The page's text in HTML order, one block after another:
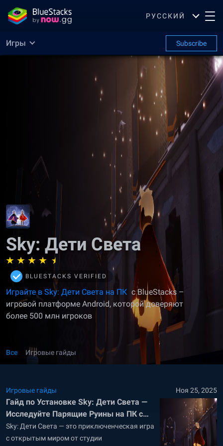
РУССКИЙ
Игры Subscribe
Sky: Дети Света
BLUESTACKS VERIFIED
Играйте в Sky: Дети Света на ПК с BlueStacks –
игровой платформе Android, которой доверяют
более 500 млн игроков
Все Игровые гайды
Игровые гайды Ноя 25, 2025
Гайд по Установке Sky: Дети Света —
Исследуйте Парящие Руины на ПК с
BlueStacks
Sky: Дети Света — это приключенческая игра
с открытым миром от студии